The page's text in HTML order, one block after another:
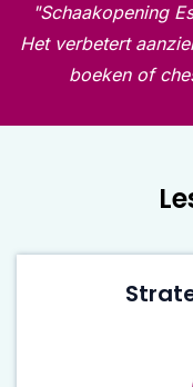
"Schaakopening
Het verbetert
boeken of